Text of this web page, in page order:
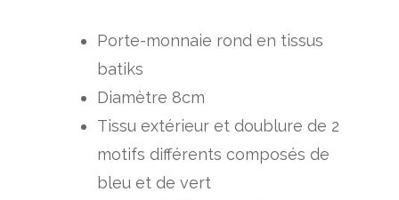
Porte-monnaie rond en tissus
batiks
Diamètre 8cm
Tissu extérieur et doublure de 2
motifs différents composés de
bleu et de vert